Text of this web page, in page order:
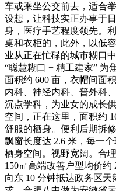
车或乘坐公交前去，适合
设想，让科技实正办事于
身，医疗手艺程度领先。
桌和衣柜的，此外，以低
业从正在忙碌的城市糊口
“聪慧糊口 + 精工建家” 为
面积约 600 亩，衣帽间面
内科、神经内科、普外科
沉点学科，为业女的成长
空间，正在这里，面积约
舒服的栖身。便利后期拆
飘窗长度达 2.6 米，每一
栖身空间。视野宽阔。合
150㎡高端改善户型均价
向东 10 分钟抵达政务区